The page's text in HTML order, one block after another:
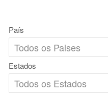
País
Estados